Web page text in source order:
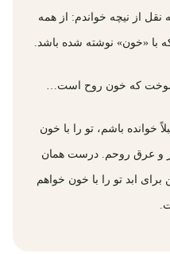
از نیچه خواندم: از همه
با «خون» نوشته شده باشد.
که خون روح است…
خوانده باشم، تو را با خون
و عرق روحم. درست همان
ابد تو را با خون خواهم